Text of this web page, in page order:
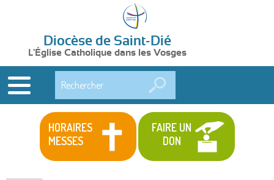
Diocèse de Saint-Dié
L'Église Catholique dans les Vosges
HORAIRES
MESSES
FAIRE UN
DON